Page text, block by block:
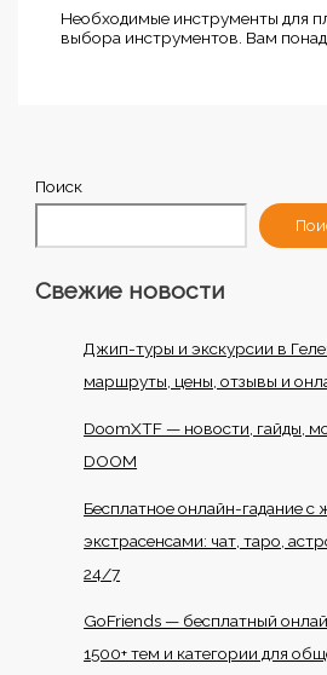
Необходимые инструменты для
выбора инструментов. Вам
Поиск
Свежие новости
Джип-туры и экскурсии в
маршруты, цены, отзывы и
DoomXTF — новости, гайды,
DOOM
Бесплатное онлайн-гадание с
экстрасенсами: чат, таро,
24/7
GoFriends — бесплатный
1500+ тем и категории для